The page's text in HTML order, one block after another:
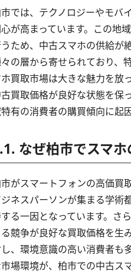
では、テクノロジーやモバ
が高まっています。この地
ため、中古スマホの供給が
の層から寄せられており、
買取市場は大きな魅力を放
買取価格が良好な状態を保
有の消費者の購買傾向に起
なぜ柏市でスマ
がスマートフォンの高価買
ジネスパーソンが集まる学術
る一因となっています。さ
る競争が良好な買取価格を生
、環境意識の高い消費者も
場環境が、柏市での中古ス